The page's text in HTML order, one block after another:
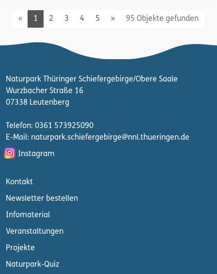
«Previous
1 2 3 4 5 »Next95 Objekte gefunden
Naturpark Thüringer Schiefergebirge/Obere Saale
Wurzbacher Straße 16
07338 Leutenberg
Telefon: 0361 573925090
E-Mail: naturpark.schiefergebirge@nnl.thueringen.de
Instagram
Kontakt
Newsletter bestellen
Infomaterial
Veranstaltungen
Projekte
Naturpark-Quiz